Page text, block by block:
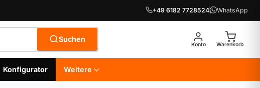
+49 6182 7728524 WhatsApp
Suchen
Konto Warenkorb
Konfigurator Weitere